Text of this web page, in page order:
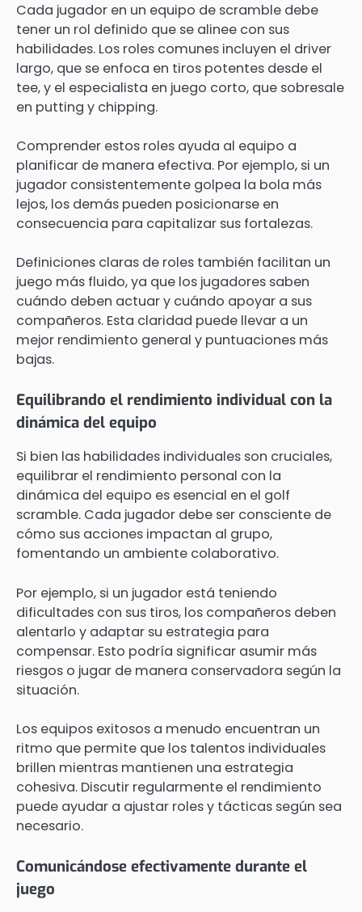
Cada jugador en un equipo de scramble debe
tener un rol definido que se alinee con sus
habilidades. Los roles comunes incluyen el driver
largo, que se enfoca en tiros potentes desde el
tee, y el especialista en juego corto, que sobresale
en putting y chipping.
Comprender estos roles ayuda al equipo a
planificar de manera efectiva. Por ejemplo, si un
jugador consistentemente golpea la bola más
lejos, los demás pueden posicionarse en
consecuencia para capitalizar sus fortalezas.
Definiciones claras de roles también facilitan un
juego más fluido, ya que los jugadores saben
cuándo deben actuar y cuándo apoyar a sus
compañeros. Esta claridad puede llevar a un
mejor rendimiento general y puntuaciones más
bajas.
Equilibrando el rendimiento individual con la
dinámica del equipo
Si bien las habilidades individuales son cruciales,
equilibrar el rendimiento personal con la
dinámica del equipo es esencial en el golf
scramble. Cada jugador debe ser consciente de
cómo sus acciones impactan al grupo,
fomentando un ambiente colaborativo.
Por ejemplo, si un jugador está teniendo
dificultades con sus tiros, los compañeros deben
alentarlo y adaptar su estrategia para
compensar. Esto podría significar asumir más
riesgos o jugar de manera conservadora según la
situación.
Los equipos exitosos a menudo encuentran un
ritmo que permite que los talentos individuales
brillen mientras mantienen una estrategia
cohesiva. Discutir regularmente el rendimiento
puede ayudar a ajustar roles y tácticas según sea
necesario.
Comunicándose efectivamente durante el
juego